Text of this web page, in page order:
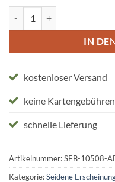
IN
kostenloser Versand
keine Kartengebühren
schnelle Lieferung
Artikelnummer:SEB-10508-
Kategorie:Seidene